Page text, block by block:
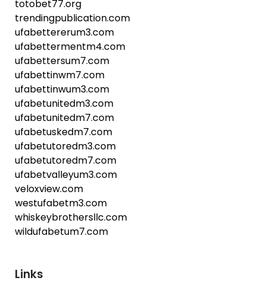
totobet77.org
trendingpublication.com
ufabettererum3.com
ufabettermentm4.com
ufabettersum7.com
ufabettinwm7.com
ufabettinwum3.com
ufabetunitedm3.com
ufabetunitedm7.com
ufabetuskedm7.com
ufabetutoredm3.com
ufabetutoredm7.com
ufabetvalleyum3.com
veloxview.com
westufabetm3.com
whiskeybrothersllc.com
wildufabetum7.com
Links